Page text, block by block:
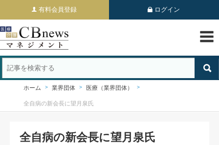
有料会員登録 ログイン
ホーム 業界団体 医療（業界団体）
全自病の新会長に望月泉氏
全自病の新会長に望月泉氏